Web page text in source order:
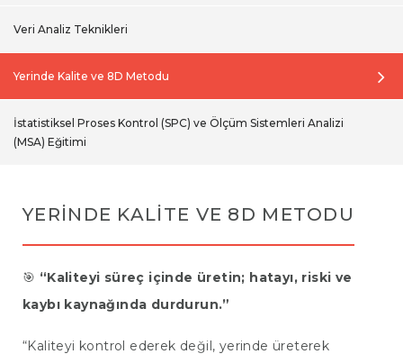
Veri Analiz Teknikleri
Yerinde Kalite ve 8D Metodu
İstatistiksel Proses Kontrol (SPC) ve Ölçüm Sistemleri Analizi
(MSA) Eğitimi
YERINDE KALITE VE 8D METODU
🎯 “Kaliteyi süreç içinde üretin; hatayı, riski ve
kaybı kaynağında durdurun.”
“Kaliteyi kontrol ederek değil, yerinde üreterek